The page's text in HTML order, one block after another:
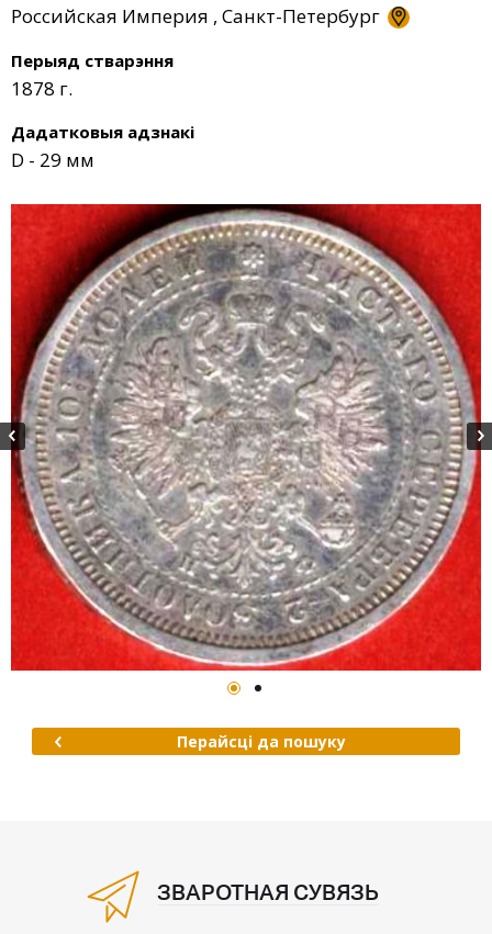
Российская Империя , Санкт-Петербург
Перыяд стварэння
1878 г.
Дадатковыя адзнакі
D - 29 мм
Перайсці да пошуку
ЗВАРОТНАЯ СУВЯЗЬ